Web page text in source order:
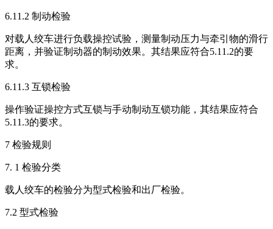
6.11.2 制动检验
对载人绞车进行负载操控试验，测量制动压力与牵引物的滑行
距离，并验证制动器的制动效果。其结果应符合5.11.2的要
求。
6.11.3 互锁检验
操作验证操控方式互锁与手动制动互锁功能，其结果应符合
5.11.3的要求。
7 检验规则
7. 1 检验分类
载人绞车的检验分为型式检验和出厂检验。
7.2 型式检验